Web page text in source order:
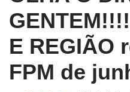
E REGIÃO
FPM de